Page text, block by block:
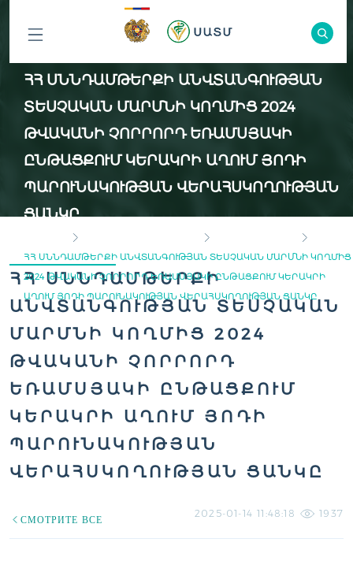
ԲՈԼՈՐ
ԲԱԺԻՆՆԵՐԸ
ՀՀ ՍՆՆԴԱՄԹԵՐՔԻ ԱՆՎՏԱՆԳՈՒԹՅԱՆ
ՏԵՍՉԱԿԱՆ ՄԱՐՄՆԻ ԿՈՂՄԻՑ 2024
ԹՎԱԿԱՆԻ ՉՈՐՐՈՐԴ ԵՌԱՄՍՅԱԿԻ
ԸՆԹԱՑՔՈՒՄ ԿԵՐԱԿՐԻ ԱՂՈՒՄ ՅՈԴԻ
ՊԱՐՈՒՆԱԿՈՒԹՅԱՆ ՎԵՐԱՀՍԿՈՂՈՒԹՅԱՆ
ՑԱՆԿԸ
ՀՀ ՍՆՆԴԱՄԹԵՐՔԻ ԱՆՎՏԱՆԳՈՒԹՅԱՆ ՏԵՍՉԱԿԱՆ ՄԱՐՄՆԻ ԿՈՂՄԻՑ
2024 ԹՎԱԿԱՆԻ ՉՈՐՐՈՐԴ ԵՌԱՄՍՅԱԿԻ ԸՆԹԱՑՔՈՒՄ ԿԵՐԱԿՐԻ
ԱՂՈՒՄ ՅՈԴԻ ՊԱՐՈՒՆԱԿՈՒԹՅԱՆ ՎԵՐԱՀՍԿՈՂՈՒԹՅԱՆ ՑԱՆԿԸ
ՀՀ ՍՆՆԴԱՄԹԵՐՔԻ
ԱՆՎՏԱՆԳՈՒԹՅԱՆ ՏԵՍՉԱԿԱՆ
ՄԱՐՄՆԻ ԿՈՂՄԻՑ 2024
ԹՎԱԿԱՆԻ ՉՈՐՐՈՐԴ
ԵՌԱՄՍՅԱԿԻ ԸՆԹԱՑՔՈՒՄ
ԿԵՐԱԿՐԻ ԱՂՈՒՄ ՅՈԴԻ
ՊԱՐՈՒՆԱԿՈՒԹՅԱՆ
ՎԵՐԱՀՍԿՈՂՈՒԹՅԱՆ ՑԱՆԿԸ
СМОТРИТЕ ВСЕ
2025-01-14 11:48:18 1937